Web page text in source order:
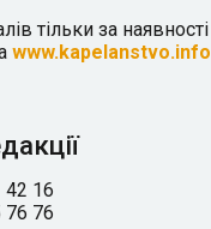
тільки за наявності
www.kapelanstvo.info
42 16
76 76